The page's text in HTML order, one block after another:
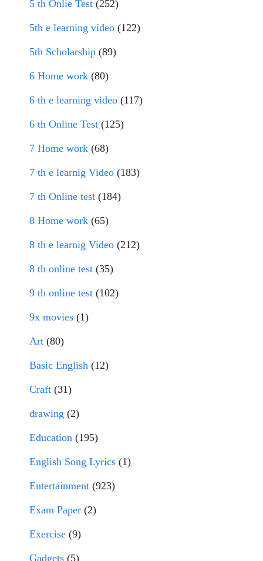
5 th Onlie Test (252)
5th e learning video (122)
5th Scholarship (89)
6 Home work (80)
6 th e learning video (117)
6 th Online Test (125)
7 Home work (68)
7 th e learnig Video (183)
7 th Online test (184)
8 Home work (65)
8 th e learnig Video (212)
8 th online test (35)
9 th online test (102)
9x movies (1)
Art (80)
Basic English (12)
Craft (31)
drawing (2)
Education (195)
English Song Lyrics (1)
Entertainment (923)
Exam Paper (2)
Exercise (9)
Gadgets (5)